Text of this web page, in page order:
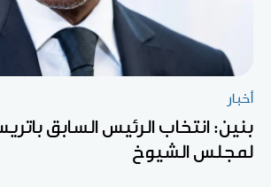
أخبار
بنين: انتخاب الرئيس السابق
لمجلس الشيوخ